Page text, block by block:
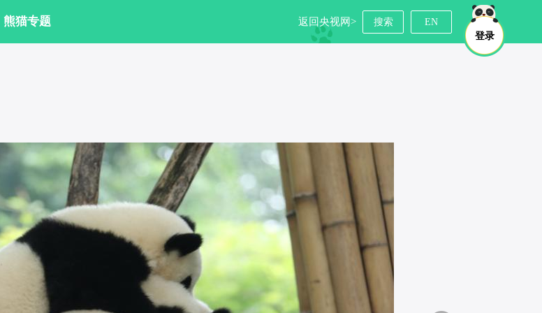
熊猫专题
登录
返回央视网> 搜索 EN